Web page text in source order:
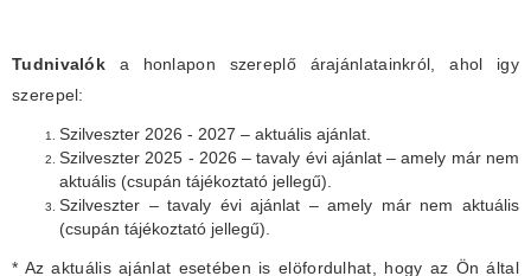
Tudnivalók a honlapon szereplő árajánlatainkról, ahol igy
szerepel:
Szilveszter 2026 - 2027 – aktuális ajánlat.
Szilveszter 2025 - 2026 – tavaly évi ajánlat – amely már nem
aktuális (csupán tájékoztató jellegű).
Szilveszter – tavaly évi ajánlat – amely már nem aktuális
(csupán tájékoztató jellegű).
* Az aktuális ajánlat esetében is elöfordulhat, hogy az Ön által